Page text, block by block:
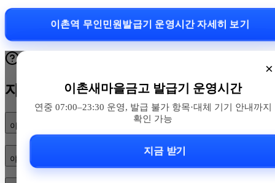
이촌역 무인민원발급기 운영시간 자세히 보기
×
이촌새마을금고 발급기 운영시간
연중 07:00–23:30 운영, 발급 불가 항목·대체 기기 안내까지
확인 가능
지금 받기
자주 묻는 질문
이촌역 무인민원발급기 운영시간은 어떻게 되나요?
야간이나 새벽에 급히 서류가 필요하면 어디로 가야 하나요?